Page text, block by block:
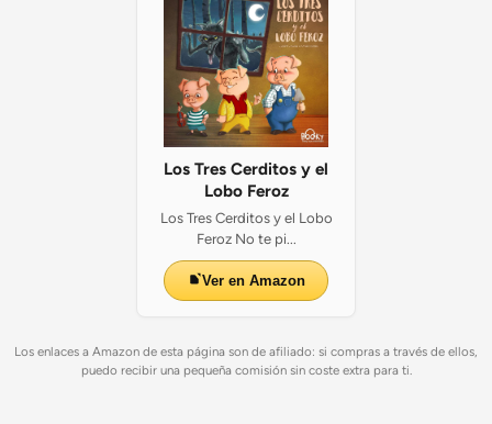
Los Tres Cerditos y el
Lobo Feroz
Los Tres Cerditos y el Lobo
Feroz No te pi...
Ver en Amazon
Los enlaces a Amazon de esta página son de afiliado: si compras a través de ellos,
puedo recibir una pequeña comisión sin coste extra para ti.